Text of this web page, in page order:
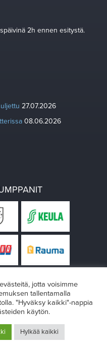
2h ennen esitystä.
27.07.2026
08.06.2026
jotta voisimme
tallentamalla
"Hyväksy kaikki"-nappia
käytön.
Hylkää kaikki